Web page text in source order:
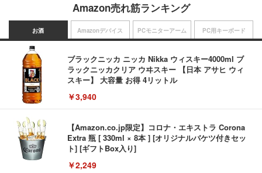
Amazon売れ筋ランキング
お酒
ブラックニッカ ニッカ Nikka ウィスキー4000ml ブ
ラックニッカクリア ウヰスキー 【日本 アサヒ ウィ
スキー】 大容量 お得 4リットル
￥3,940
【Amazon.co.jp限定】コロナ・エキストラ Corona
Extra 瓶 [ 330ml × 8本 ] [オリジナルバケツ付きセッ
ト] [ギフトBox入り]
￥2,249
Amazonデバイス PCモニターアーム PC用キーボード